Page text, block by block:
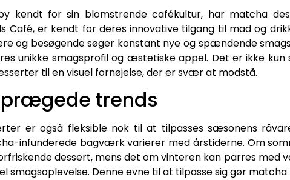
kendt for sin blomstrende cafékultur, har matcha
Café, er kendt for deres innovative tilgang til mad og
og besøgende søger konstant nye og spændende
unikke smagsprofil og æstetiske appel. Det er ikke
til en visuel fornøjelse, der er svær at modstå.
trends
er også fleksible nok til at tilpasses sæsonens
infunderede bagværk varierer med årstiderne. Om
dessert, mens det om vinteren kan parres med
smagsoplevelse. Denne evne til at tilpasse sig gør